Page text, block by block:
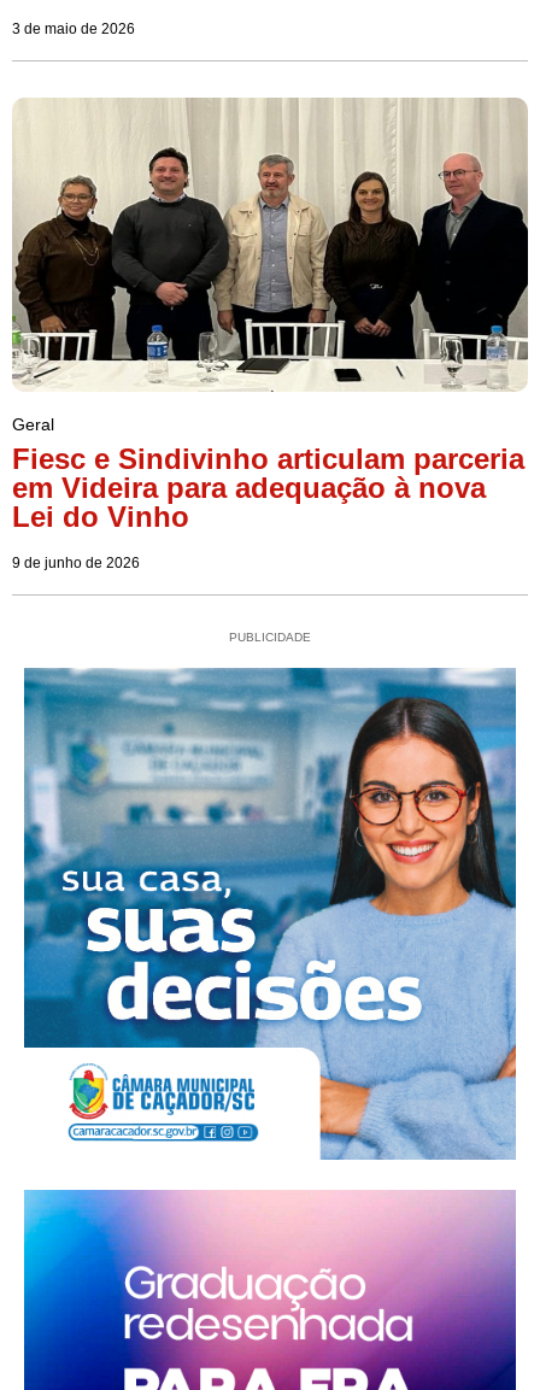
3 de maio de 2026
Geral
Fiesc e Sindivinho articulam parceria
em Videira para adequação à nova
Lei do Vinho
9 de junho de 2026
PUBLICIDADE